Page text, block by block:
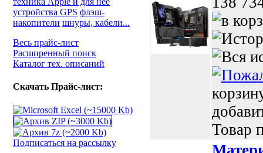
устройства GPS флэш-
накопители шнуры, кабели...
Весь прайс-лист
Расширенный поиск
Каталог тех. описаний
Скачать Прайс-лист:
Подписаться на рассылку
Товар